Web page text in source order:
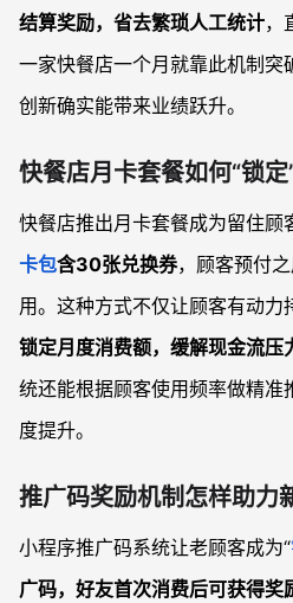
结算奖励，省去繁琐人工统计，
一家快餐店一个月就靠此机制突
创新确实能带来业绩跃升。
快餐店月卡套餐如何“锁定
快餐店推出月卡套餐成为留住顾
卡包含30张兑换券，顾客预付
用。这种方式不仅让顾客有动力
锁定月度消费额，缓解现金流压
统还能根据顾客使用频率做精准
度提升。
推广码奖励机制怎样助力
小程序推广码系统让老顾客成为“
广码，好友首次消费后可获得奖